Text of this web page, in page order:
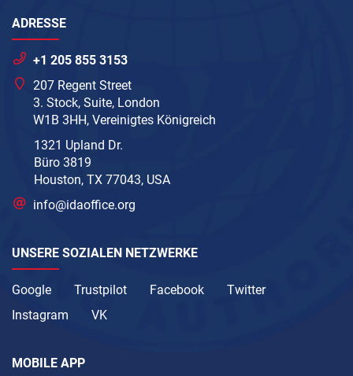
ADRESSE
+1 205 855 3153
207 Regent Street
3. Stock, Suite, London
W1B 3HH, Vereinigtes Königreich
1321 Upland Dr.
Büro 3819
Houston, TX 77043, USA
info@idaoffice.org
UNSERE SOZIALEN NETZWERKE
Google Trustpilot Facebook
Twitter
Instagram
VK
MOBILE APP